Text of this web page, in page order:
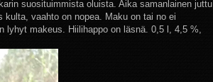
suosituimmista oluista. Aika samanlainen juttu
vaahto on nopea. Maku on tai no ei
makeus. Hiilihappo on läsnä. 0,5 l, 4,5 %,